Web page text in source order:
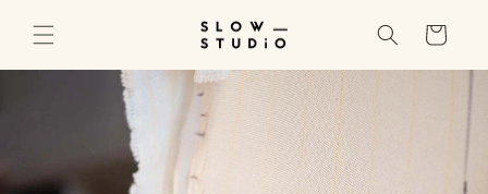
indhold
Indkøbskurv